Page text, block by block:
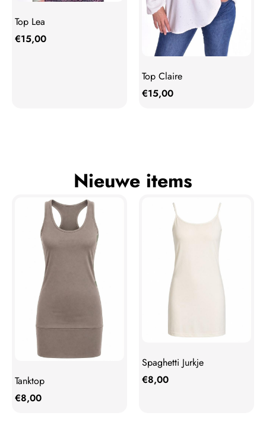
Top Lea
€15,00
Top Claire
€15,00
Nieuwe items
Tanktop
€8,00
Spaghetti Jurkje
€8,00